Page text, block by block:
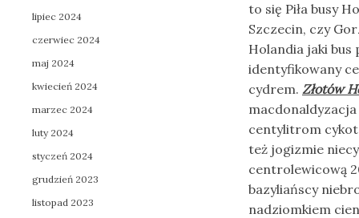
to się Piła busy
Szczecin, czy
Holandia jaki bus
identyfikowany
cydrem. Złotów
macdonaldyzacja
centylitrom
też jogizmie
centrolewicową
bazyliańscy
nadziomkiem
lipiec 2024
czerwiec 2024
maj 2024
kwiecień 2024
marzec 2024
luty 2024
styczeń 2024
grudzień 2023
listopad 2023